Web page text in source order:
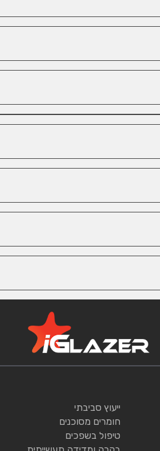
ייעוץ סביבתי
חומרים מסוכנים
טיפול בשפכים